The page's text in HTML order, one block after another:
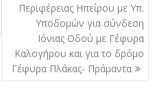
Περιφέρειας Ηπείρου με Υπ.
Υποδομών για σύνδεση
Ιόνιας Οδού με Γέφυρα
Καλογήρου και για το δρόμο
Γέφυρα Πλάκας- Πράμαντα